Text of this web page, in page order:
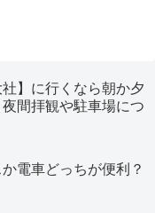
】に行くなら朝か夕
間拝観や駐車場につ
電車どっちが便利？